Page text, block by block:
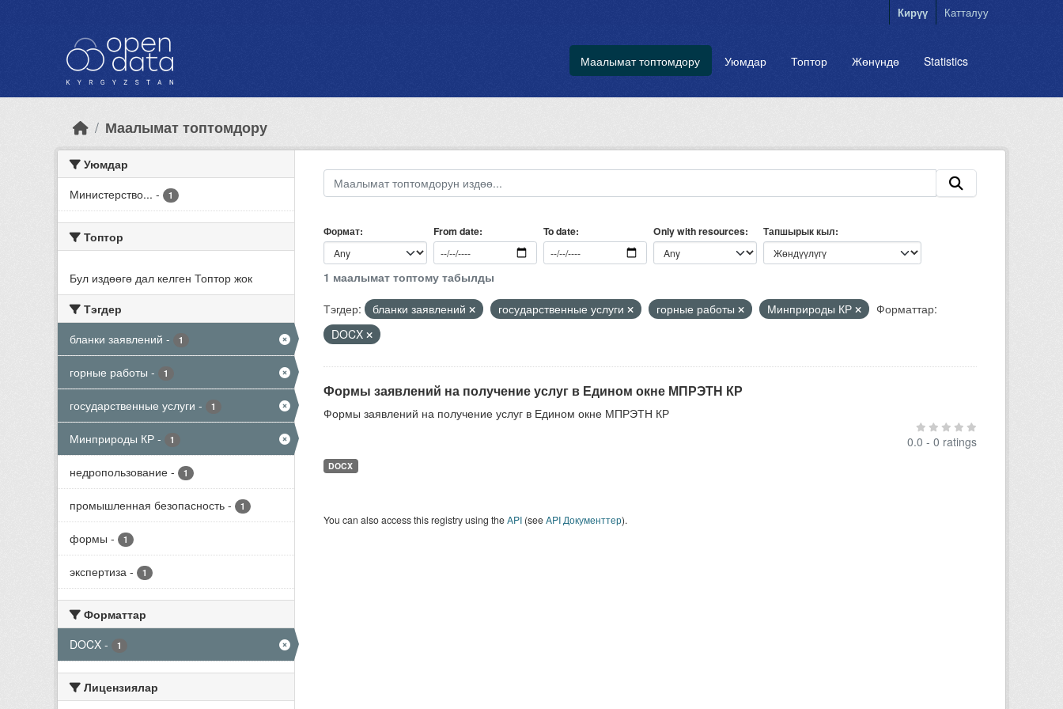
Кирүү Катталуу
Маалымат топтомдору Уюмдар Топтор Жөнүндө Statistics
Маалымат топтомдору
Уюмдар
Министерство... - 1
Топтор
Бул издөөгө дал келген Топтор жок
Тэгдер
бланки заявлений - 1
горные работы - 1
государственные услуги - 1
Минприроды КР - 1
недропользование - 1
промышленная безопасность - 1
формы - 1
экспертиза - 1
Форматтар
DOCX - 1
Лицензиялар
Формат From date To date Only with resources Тапшырык кыл
1 маалымат топтому табылды
Тэгдер:
бланки заявлений государственные услуги горные работы Минприроды КР
Форматтар:
DOCX
Формы заявлений на получение услуг в Едином окне МПРЭТН КР
Формы заявлений на получение услуг в Едином окне МПРЭТН КР
0.0 - 0 ratings
DOCX
You can also access this registry using theAPI(seeAPI Документтер).